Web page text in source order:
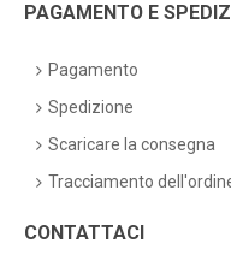
PAGAMENTO E
Pagamento
Spedizione
Scaricare la consegna
Tracciamento
CONTATTACI